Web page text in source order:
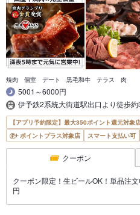
焼肉 個室 デート 黒毛和牛 テラス 肉
5001～6000円
伊予鉄2系統大街道駅出口より徒歩
【アプリ予約限定】最大350ポイント還元対象
ポイントプラス対象店
スマート支払い可
クーポン
クーポン限定！生ビールOK！単品注
円